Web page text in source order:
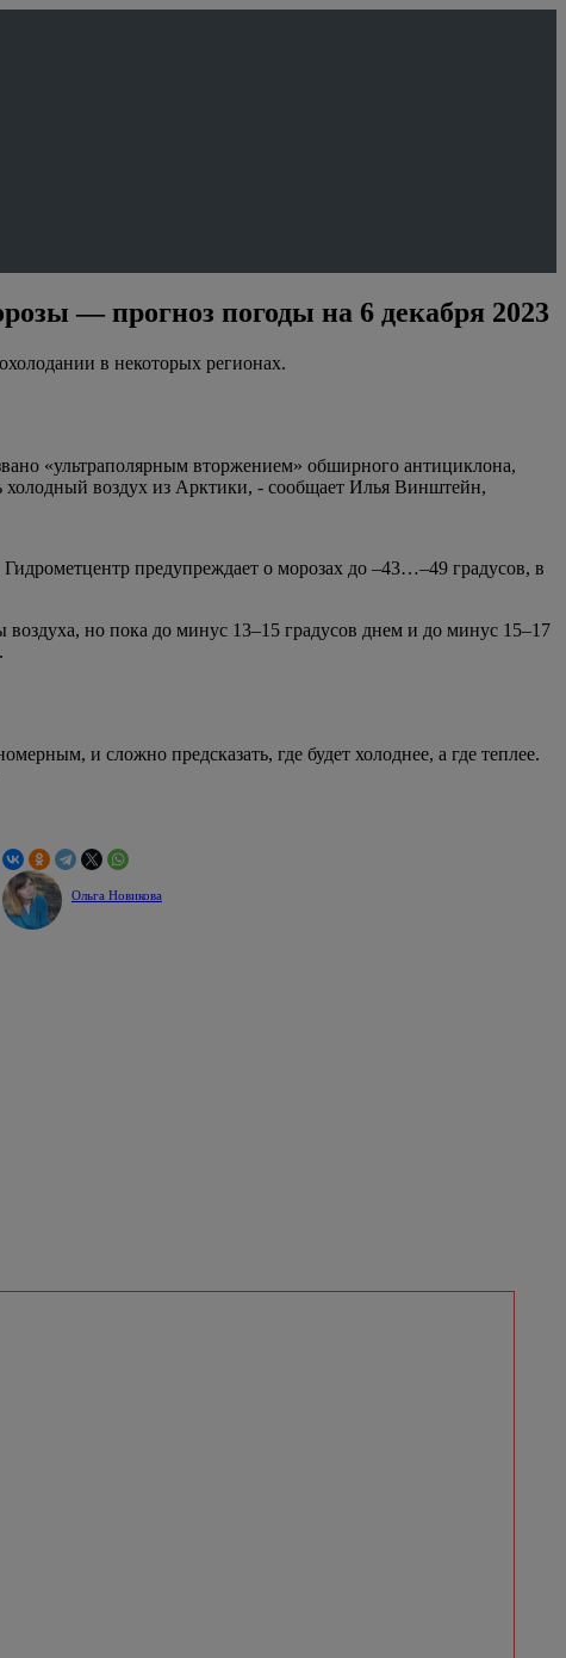
— прогноз погоды на 6 декабря 2023
в некоторых регионах.
«ультраполярным вторжением» обширного антициклона,
холодный воздух из Арктики, - сообщает Илья Винштейн,
предупреждает о морозах до –43…–49 градусов, в
но пока до минус 13–15 градусов днем и до минус 15–17
и сложно предсказать, где будет холоднее, а где теплее.
Ольга Новикова